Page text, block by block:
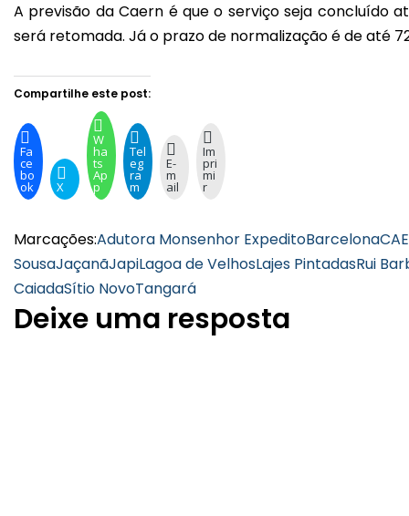
A previsão da Caern é que o serviço seja concluído
será retomada. Já o prazo de normalização é de até
Compartilhe este post:
Fa
ce
bo
ok X
W
ha
ts
Ap
p
Tel
eg
ra
m
E-
m
ail
Im
pri
mi
r
Marcações:Adutora Monsenhor ExpeditoBarcelona
SousaJaçanãJapiLagoa de VelhosLajes PintadasRui
CaiadaSítio NovoTangará
Deixe uma resposta